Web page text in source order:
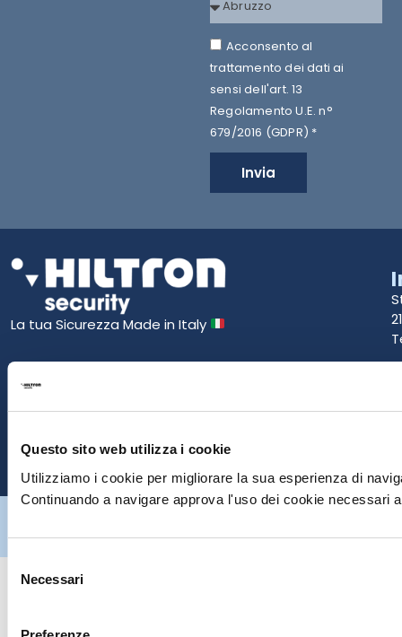
Questo sito web utilizza i cookie
Utilizziamo i cookie per migliorare la sua esperienza di
Continuando a navigare approva l'uso dei cookie necessari
Selezione
delNecessari
Acconsento al
trattamento dei dati ai
sensi dell'art. 13
Regolamento U.E. n°
679/2016 (GDPR) *
Invia
La tua Sicurezza Made in Italy
riservati